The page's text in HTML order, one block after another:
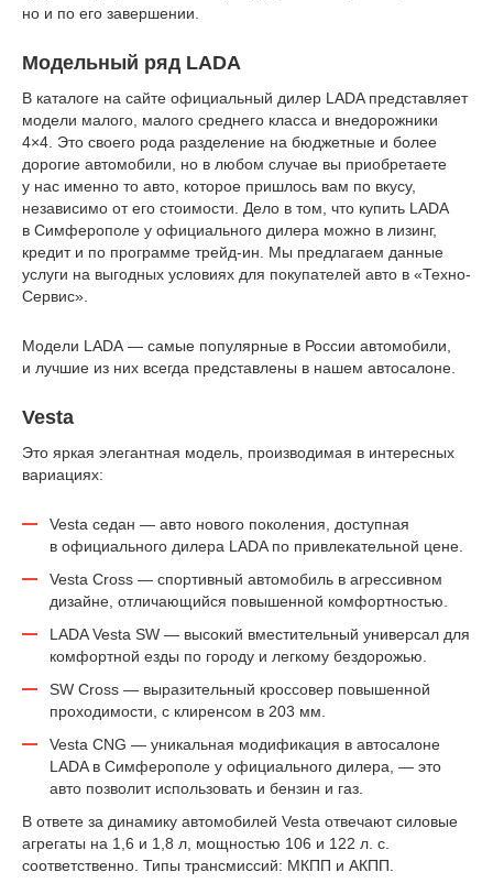
но и по его завершении.
Модельный ряд LADA
В каталоге на сайте официальный дилер LADA представляет
модели малого, малого среднего класса и внедорожники
4×4. Это своего рода разделение на бюджетные и более
дорогие автомобили, но в любом случае вы приобретаете
у нас именно то авто, которое пришлось вам по вкусу,
независимо от его стоимости. Дело в том, что купить LADA
в Симферополе у официального дилера можно в лизинг,
кредит и по программе трейд-ин. Мы предлагаем данные
услуги на выгодных условиях для покупателей авто в «Техно-
Сервис».
Модели LADA — самые популярные в России автомобили,
и лучшие из них всегда представлены в нашем автосалоне.
Vesta
Это яркая элегантная модель, производимая в интересных
вариациях:
Vesta седан — авто нового поколения, доступная
в официального дилера LADA по привлекательной цене.
Vesta Cross — спортивный автомобиль в агрессивном
дизайне, отличающийся повышенной комфортностью.
LADA Vesta SW — высокий вместительный универсал для
комфортной езды по городу и легкому бездорожью.
SW Cross — выразительный кроссовер повышенной
проходимости, с клиренсом в 203 мм.
Vesta CNG — уникальная модификация в автосалоне
LADA в Симферополе у официального дилера, — это
авто позволит использовать и бензин и газ.
В ответе за динамику автомобилей Vesta отвечают силовые
агрегаты на 1,6 и 1,8 л, мощностью 106 и 122 л. с.
соответственно. Типы трансмиссий: МКПП и АКПП.